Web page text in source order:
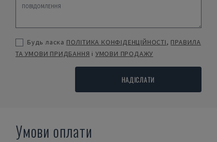
Будь ласка ПОЛІТИКА КОНФІДЕНЦІЙНОСТІ, ПРАВИЛА
ТА УМОВИ ПРИДБАННЯ і УМОВИ ПРОДАЖУ
НАДІСЛАТИ
Умови оплати